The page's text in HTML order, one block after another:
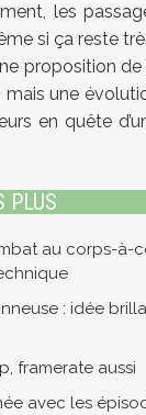
les
si ça reste
proposition de
une
en quête
PLUS
au corps-à-
: idée
framerate aussi
avec les